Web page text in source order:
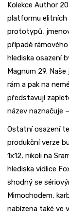
Kolekce Author
platformu elitních
prototypů,
případě
hlediska osazení
Magnum 29.
rám a pak na
představují
název naznačuje
Ostatní osazení
produkční verze
1x12, nikoli na
hlediska vidlice
shodný se
Mimochodem,
nabízena také ve